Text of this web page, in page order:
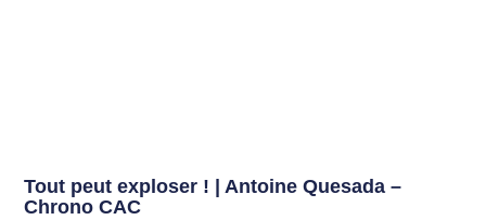
Tout peut exploser ! | Antoine Quesada –
Chrono CAC